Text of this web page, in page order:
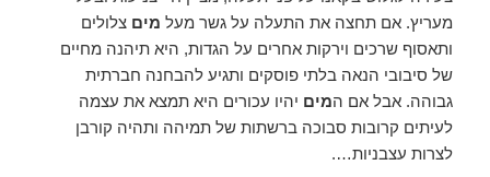
מעריץ. אם תחצה את התעלה על גשר מעל מים צלולים
ותאסוף שרכים וירקות אחרים על הגדות, היא תיהנה מחיים
של סיבובי הנאה בלתי פוסקים ותגיע להבחנה חברתית
גבוהה. אבל אם המים יהיו עכורים היא תמצא את עצמה
לעיתים קרובות סבוכה ברשתות של תמיהה ותהיה קורבן
לצרות עצבניות….